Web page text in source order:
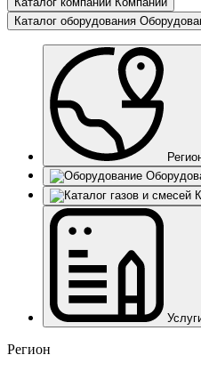
Каталог оборудования
Регион